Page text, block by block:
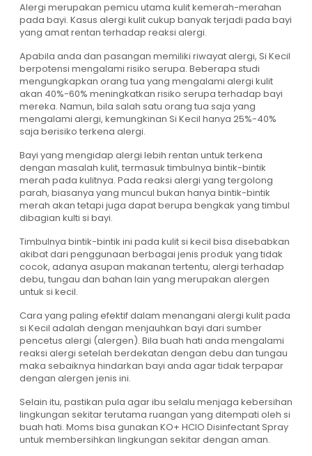
Alergi merupakan pemicu utama kulit kemerah-merahan
pada bayi. Kasus alergi kulit cukup banyak terjadi pada bayi
yang amat rentan terhadap reaksi alergi.
Apabila anda dan pasangan memiliki riwayat alergi, Si Kecil
berpotensi mengalami risiko serupa. Beberapa studi
mengungkapkan orang tua yang mengalami alergi kulit
akan 40%-60% meningkatkan risiko serupa terhadap bayi
mereka. Namun, bila salah satu orang tua saja yang
mengalami alergi, kemungkinan Si Kecil hanya 25%-40%
saja berisiko terkena alergi.
Bayi yang mengidap alergi lebih rentan untuk terkena
dengan masalah kulit, termasuk timbulnya bintik-bintik
merah pada kulitnya. Pada reaksi alergi yang tergolong
parah, biasanya yang muncul bukan hanya bintik-bintik
merah akan tetapi juga dapat berupa bengkak yang timbul
dibagian kulti si bayi.
Timbulnya bintik-bintik ini pada kulit si kecil bisa disebabkan
akibat dari penggunaan berbagai jenis produk yang tidak
cocok, adanya asupan makanan tertentu, alergi terhadap
debu, tungau dan bahan lain yang merupakan alergen
untuk si kecil.
Cara yang paling efektif dalam menangani alergi kulit pada
si Kecil adalah dengan menjauhkan bayi dari sumber
pencetus alergi (alergen). Bila buah hati anda mengalami
reaksi alergi setelah berdekatan dengan debu dan tungau
maka sebaiknya hindarkan bayi anda agar tidak terpapar
dengan alergen jenis ini.
Selain itu, pastikan pula agar ibu selalu menjaga kebersihan
lingkungan sekitar terutama ruangan yang ditempati oleh si
buah hati. Moms bisa gunakan KO+ HClO Disinfectant Spray
untuk membersihkan lingkungan sekitar dengan aman.